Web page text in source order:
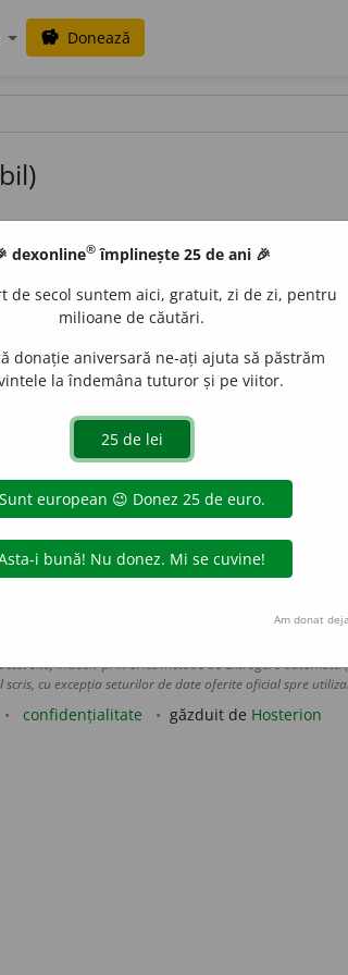
savings Donează
acestui model
afic agust ahăl
asămăna asămâna auriga avva
bazarghean bazarghean-bașa
block bobeanu
budală buibui
buzilă cacamaca
capuolan caraman carasgalben
site, inclusiv prin orice metode de extragere automată
cu excepția seturilor de date oferite oficial spre
confidențialitate găzduit de Hosterion
dexonline® împlinește 25 de ani 🎉
de secol suntem aici, gratuit, zi de zi, pentru
milioane de căutări.
donație aniversară ne-ați ajuta să păstrăm
la îndemâna tuturor și pe viitor.
Am donat deja.